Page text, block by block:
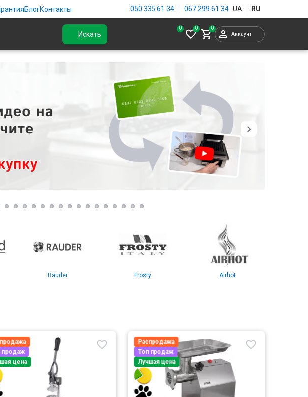
БлогКонтакты 050 335 61 34 067 299 61 34
Искать
0
Аккаунт
Rauder Frosty Airhot
цена
Распродажа
Топ продаж
Лучшая цена